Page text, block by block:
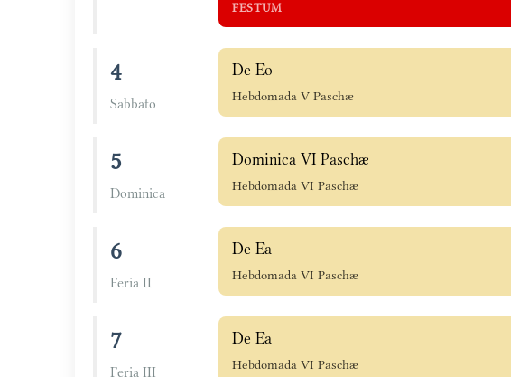
FESTUM
4
Sabbato
De Eo
Hebdomada V Paschæ
5
Dominica
Dominica VI Paschæ
Hebdomada VI Paschæ
6
Feria II
De Ea
Hebdomada VI Paschæ
7
Feria III
De Ea
Hebdomada VI Paschæ